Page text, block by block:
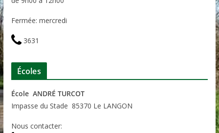
Fermée: mercredi
3631
Écoles
École ANDRÉ TURCOT
Impasse du Stade 85370 Le LANGON
Nous contacter: